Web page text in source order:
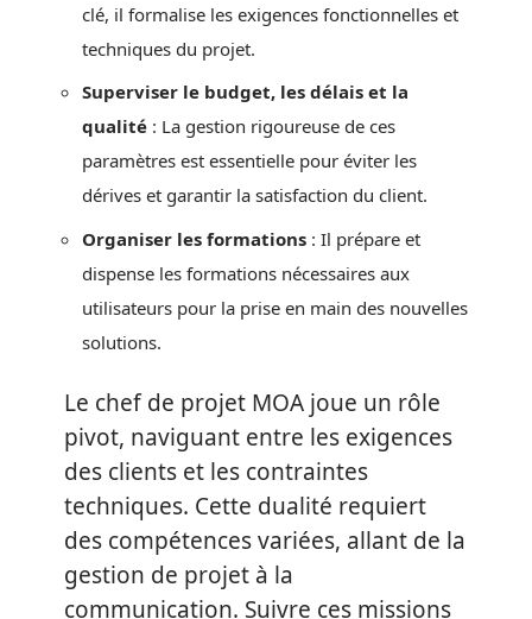
clé, il formalise les exigences fonctionnelles et
techniques du projet.
Superviser le budget, les délais et la
qualité : La gestion rigoureuse de ces
paramètres est essentielle pour éviter les
dérives et garantir la satisfaction du client.
Organiser les formations : Il prépare et
dispense les formations nécessaires aux
utilisateurs pour la prise en main des nouvelles
solutions.
Le chef de projet MOA joue un rôle
pivot, naviguant entre les exigences
des clients et les contraintes
techniques. Cette dualité requiert
des compétences variées, allant de la
gestion de projet à la
communication. Suivre ces missions